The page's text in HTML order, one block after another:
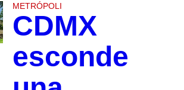
METRÓPOLI
CDMX
esconde